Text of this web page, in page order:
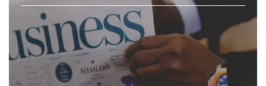
ChipEx2026 will be held on May 12-13, 2026. The
conference is intended for everyone involved in the
semiconductor industry, including engineers,
professional experts, and senior executives.